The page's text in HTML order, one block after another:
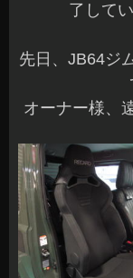
了して
先日、JB64ジ
オーナー様、